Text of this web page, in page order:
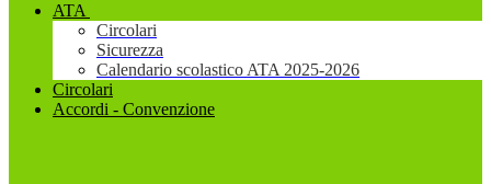
ATA
Circolari
Sicurezza
Calendario scolastico ATA 2025-2026
Circolari
Accordi - Convenzione